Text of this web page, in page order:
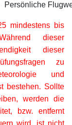
Persönliche
mindestens bis
dieser
dieser
zu
und
bestehen. Sollte
werden die
bzw. entfernt
wird, ist nicht